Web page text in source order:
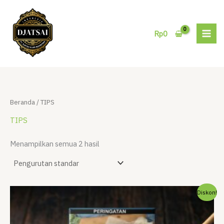
konten
Rp0
Beranda / TIPS
TIPS
Menampilkan semua 2 hasil
Diskon!